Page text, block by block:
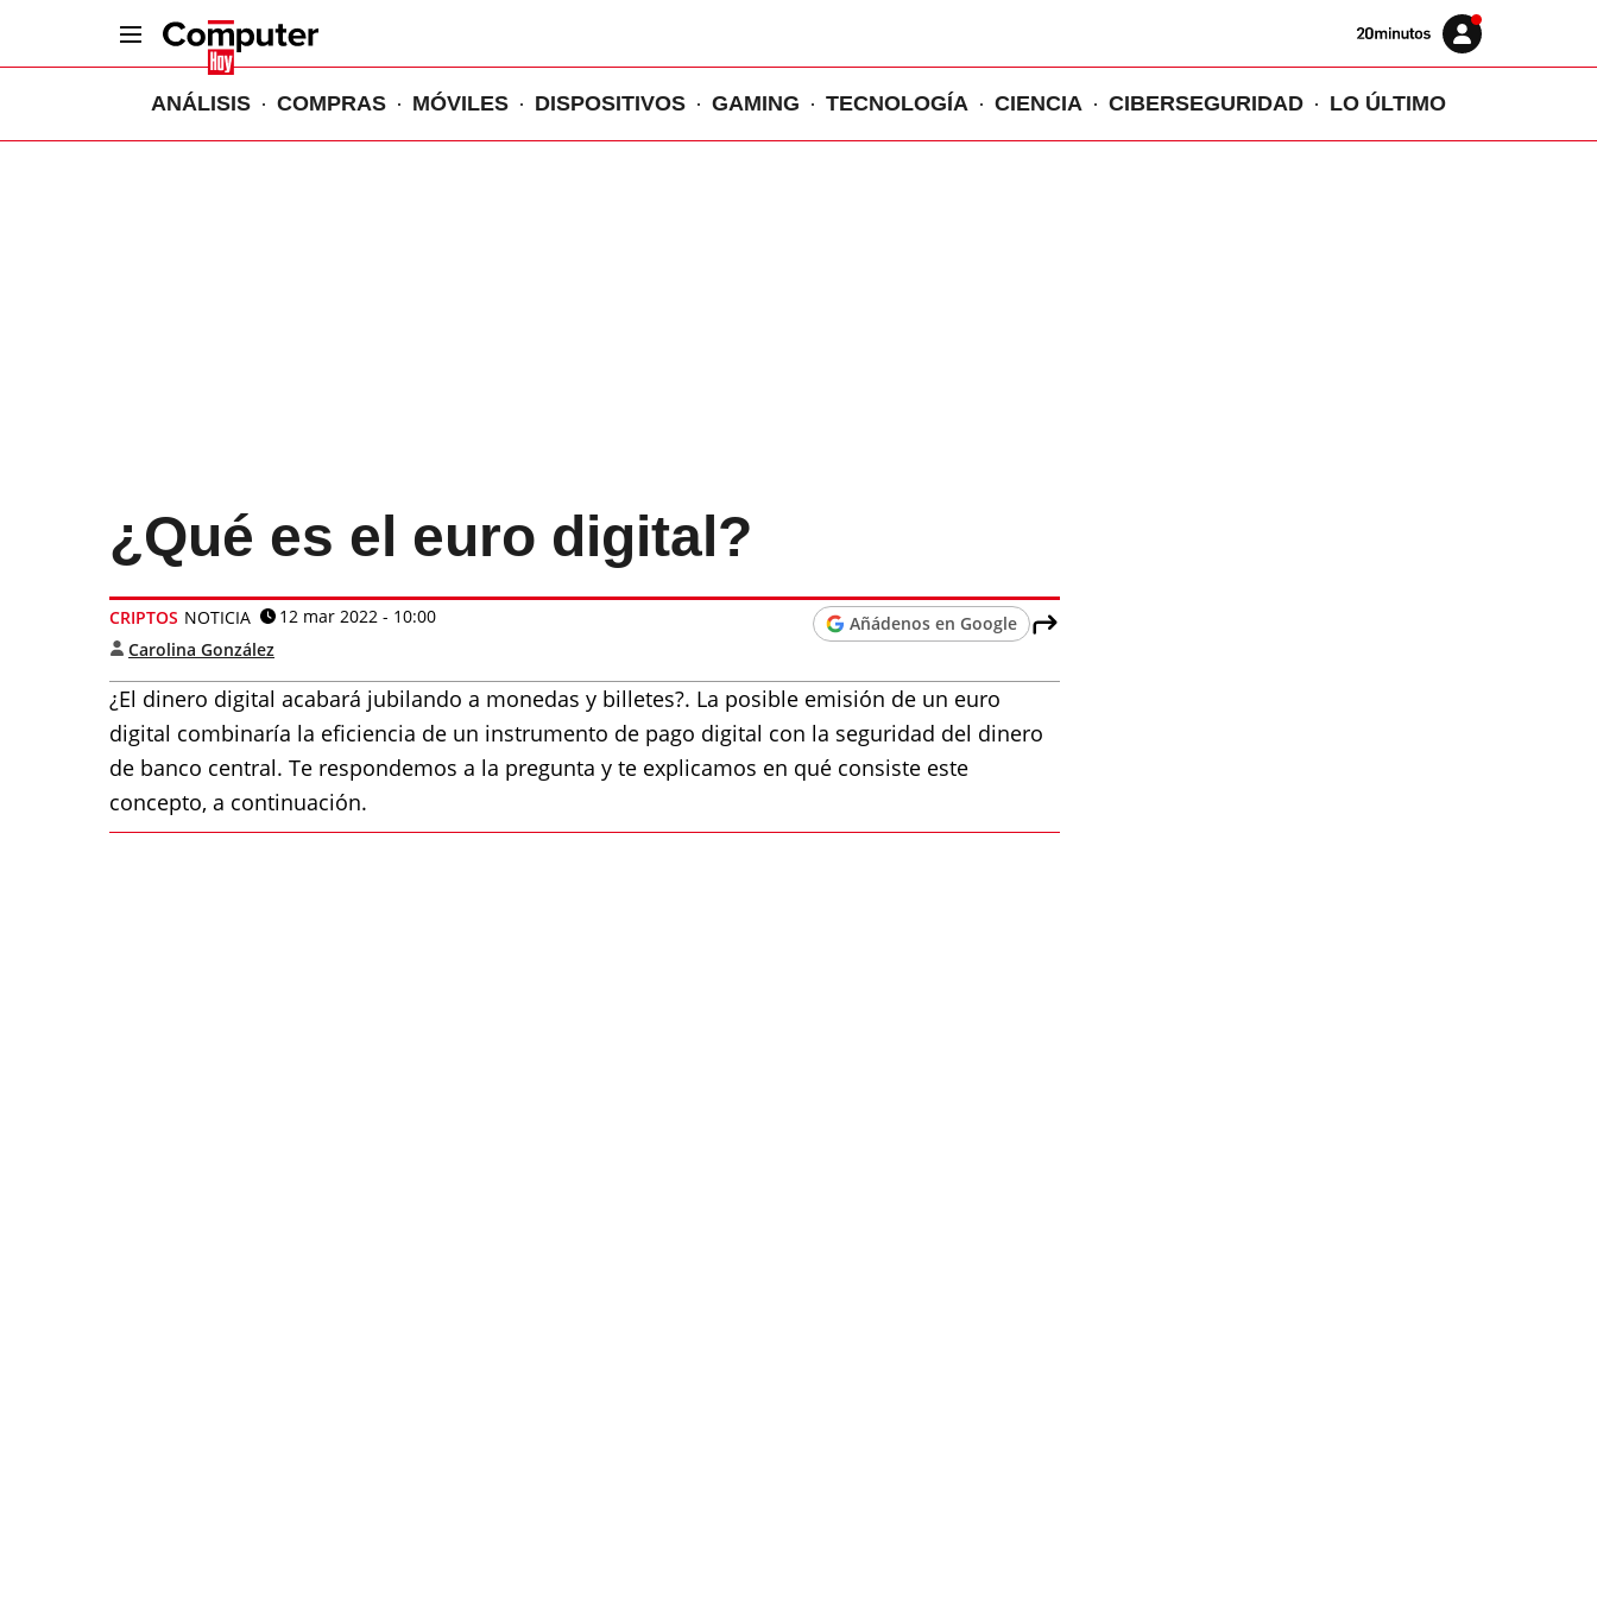
Volver
Iniciar
sesión
ANÁLISIS COMPRAS MÓVILES DISPOSITIVOS GAMING TECNOLOGÍA CIENCIA CIBERSEGURIDAD LO ÚLTIMO
¿Qué es el euro digital?
CRIPTOS NOTICIA
12 mar 2022 - 10:00
Carolina González
Añádenos en Google
¿El dinero digital acabará jubilando a monedas y billetes?. La posible emisión de un euro
digital combinaría la eficiencia de un instrumento de pago digital con la seguridad del dinero
de banco central. Te respondemos a la pregunta y te explicamos en qué consiste este
concepto, a continuación.